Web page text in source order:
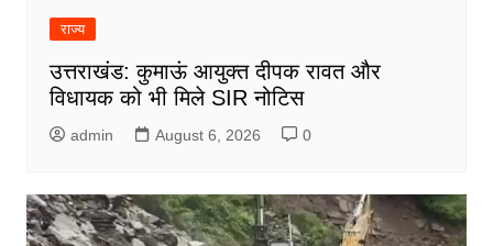
राज्य
उत्तराखंड: कुमाऊं आयुक्त दीपक रावत और
विधायक को भी मिले SIR नोटिस
admin August 6, 2026 0